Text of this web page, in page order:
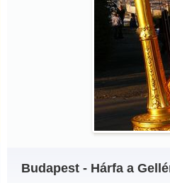
Budapest - Hárfa a